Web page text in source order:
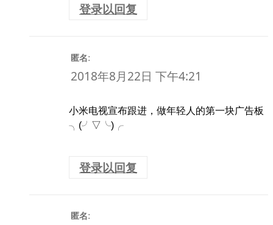
登录以回复
匿名:
2018年8月22日 下午4:21
小米电视宣布跟进，做年轻人的第一块广告板
╮(╯▽╰)╭
登录以回复
匿名: